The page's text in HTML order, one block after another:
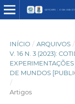
INÍCIO / ARQUIVOS /
V. 16 N. 3 (2023):
DE MUNDOS
/
Artigos